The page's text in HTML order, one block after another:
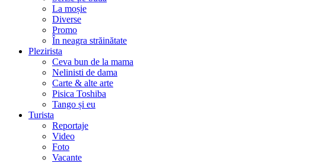
La moșie
Diverse
Promo
În neagra străinătate
Plezirista
Ceva bun de la mama
Nelinisti de dama
Carte & alte arte
Pisica Toshiba
Tango și eu
Turista
Reportaje
Video
Foto
Vacante